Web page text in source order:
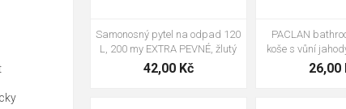
Samonosný pytel na odpad 120
L, 200 my EXTRA PEVNÉ, žlutý
42,00 Kč
PACLAN
koše s vůní
26,00